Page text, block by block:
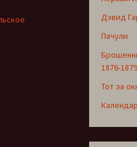
Дэвид
Пачули
1876-
Тот за